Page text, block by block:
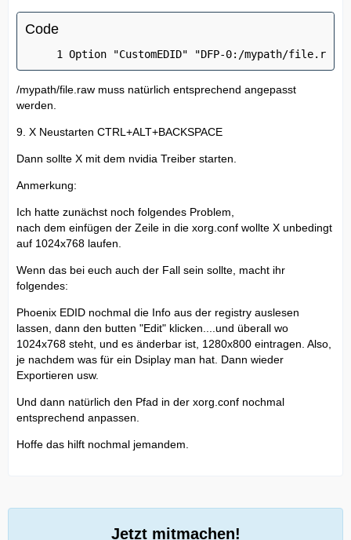
Code
Option "CustomEDID" "DFP-0:/mypath/file.raw"
/mypath/file.raw muss natürlich entsprechend angepasst
werden.
9. X Neustarten CTRL+ALT+BACKSPACE
Dann sollte X mit dem nvidia Treiber starten.
Anmerkung:
Ich hatte zunächst noch folgendes Problem,
nach dem einfügen der Zeile in die xorg.conf wollte X unbedingt
auf 1024x768 laufen.
Wenn das bei euch auch der Fall sein sollte, macht ihr
folgendes:
Phoenix EDID nochmal die Info aus der registry auslesen
lassen, dann den butten "Edit" klicken....und überall wo
1024x768 steht, und es änderbar ist, 1280x800 eintragen. Also,
je nachdem was für ein Dsiplay man hat. Dann wieder
Exportieren usw.
Und dann natürlich den Pfad in der xorg.conf nochmal
entsprechend anpassen.
Hoffe das hilft nochmal jemandem.
Jetzt mitmachen!